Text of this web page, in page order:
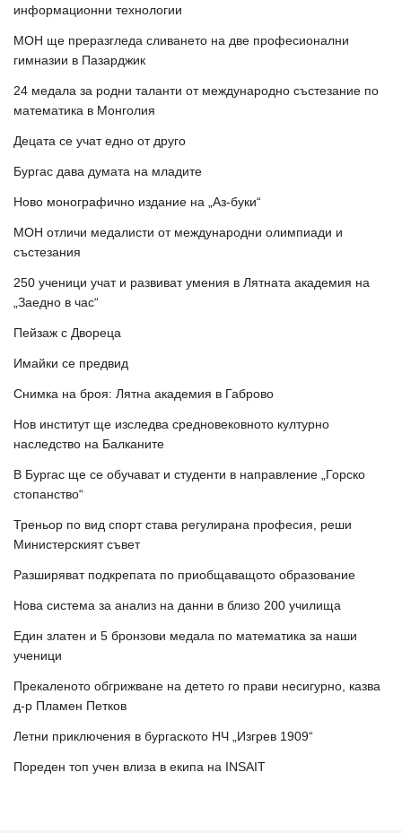
информационни технологии
МОН ще преразгледа сливането на две професионални
гимназии в Пазарджик
24 медала за родни таланти от международно състезание по
математика в Монголия
Децата се учат едно от друго
Бургас дава думата на младите
Ново монографично издание на „Аз-буки“
МОН отличи медалисти от международни олимпиади и
състезания
250 ученици учат и развиват умения в Лятната академия на
„Заедно в час“
Пейзаж с Двореца
Имайки се предвид
Снимка на броя: Лятна академия в Габрово
Нов институт ще изследва средновековното културно
наследство на Балканите
В Бургас ще се обучават и студенти в направление „Горско
стопанство“
Треньор по вид спорт става регулирана професия, реши
Министерският съвет
Разширяват подкрепата по приобщаващото образование
Нова система за анализ на данни в близо 200 училища
Един златен и 5 бронзови медала по математика за наши
ученици
Прекаленото обгрижване на детето го прави несигурно, казва
д-р Пламен Петков
Летни приключения в бургаското НЧ „Изгрев 1909“
Пореден топ учен влиза в екипа на INSAIT